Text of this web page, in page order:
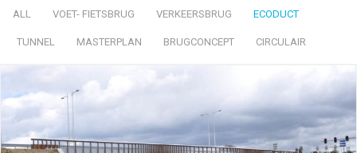
ALL VOET- FIETSBRUG VERKEERSBRUG ECODUCT
TUNNEL MASTERPLAN BRUGCONCEPT CIRCULAIR